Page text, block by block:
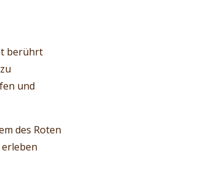
berührt
und
des Roten